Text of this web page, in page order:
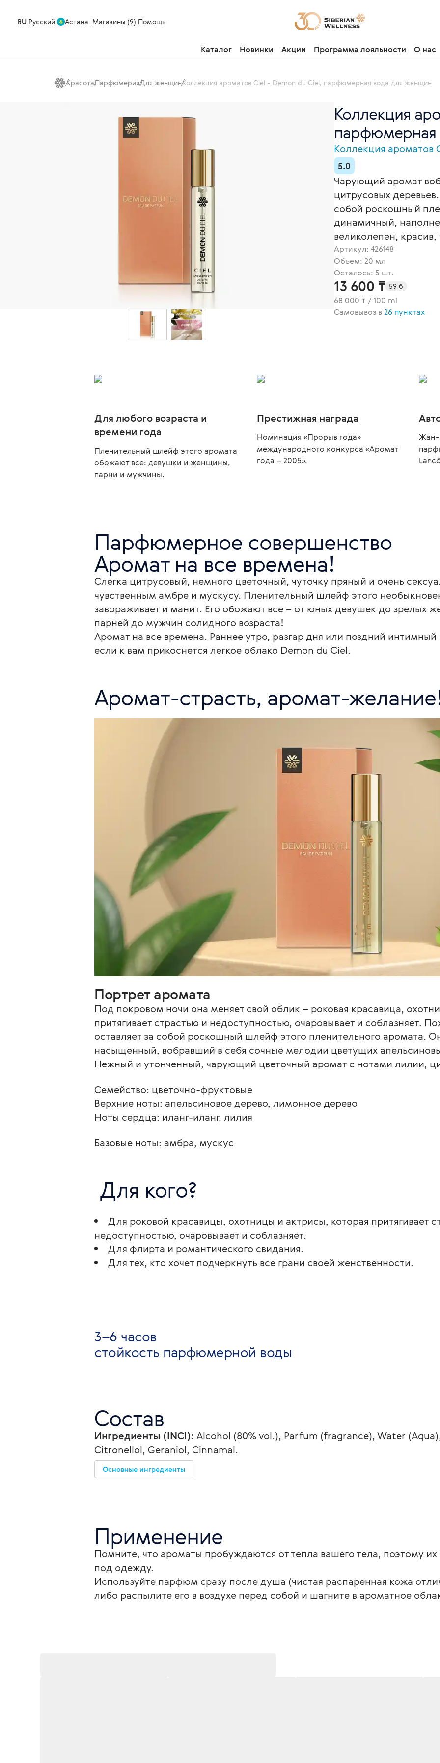
RU Русский Астана Магазины (9) Помощь
Каталог Новинки Акции Программа лояльности О нас
КрасотаПарфюмерияДля женщинКоллекция ароматов Ciel - Demon du Ciel, парфюмерная вода для женщин
Коллекция
Коллекция ароматов
5.0
Чарующий аромат
цитрусовых
собой роскошный
динамичный,
великолепен,
Артикул: 426148
Объем: 20 мл
Осталось: 5 шт.
13 600 ₸ 59 б
68 000 ₸ / 100 ml
Самовывоз в26 пунктах
Для любого возраста и
времени года
Пленительный шлейф этого аромата
обожают все: девушки и женщины,
парни и мужчины.
Престижная награда
Номинация «Прорыв года»
международного конкурса «Аромат
года – 2005».
Жан-
Парфюмерное совершенство
Аромат на все времена!
Слегка цитрусовый, немного цветочный, чуточку пряный и очень
чувственным амбре и мускусу. Пленительный шлейф этого
завораживает и манит. Его обожают все – от юных девушек до зрелых
парней до мужчин солидного возраста!
Аромат на все времена. Раннее утро, разгар дня или поздний
если к вам прикоснется легкое облако Demon du Ciel.
Аромат-страсть, аромат-
Портрет аромата
Под покровом ночи она меняет свой облик – роковая красавица,
притягивает страстью и недоступностью, очаровывает и соблазняет.
оставляет за собой роскошный шлейф этого пленительного аромата.
насыщенный, вобравший в себя сочные мелодии цветущих
Нежный и утонченный, чарующий цветочный аромат с нотами лилии,
Семейство: цветочно-фруктовые
Верхние ноты: апельсиновое дерево, лимонное дерево
Ноты сердца: иланг-иланг, лилия
Базовые ноты: амбра, мускус
Для кого?
Для роковой красавицы, охотницы и актрисы, которая притягивает
недоступностью, очаровывает и соблазняет.
Для флирта и романтического свидания.
Для тех, кто хочет подчеркнуть все грани своей женственности.
3–6 часов
стойкость парфюмерной воды
Состав
Ингредиенты (INCI): Alcohol (80% vol.), Parfum (fragrance), Water
Citronellol, Geraniol, Cinnamal.
Основные ингредиенты
Применение
Помните, что ароматы пробуждаются от тепла вашего тела, поэтому
под одежду.
Используйте парфюм сразу после душа (чистая распаренная кожа
либо распылите его в воздухе перед собой и шагните в ароматное